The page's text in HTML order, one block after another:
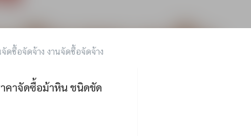
จัดซื้อจัดจ้าง งานจัดซื้อจัดจ้าง
าคาจัดซื้อม้าหิน ชนิดขัด